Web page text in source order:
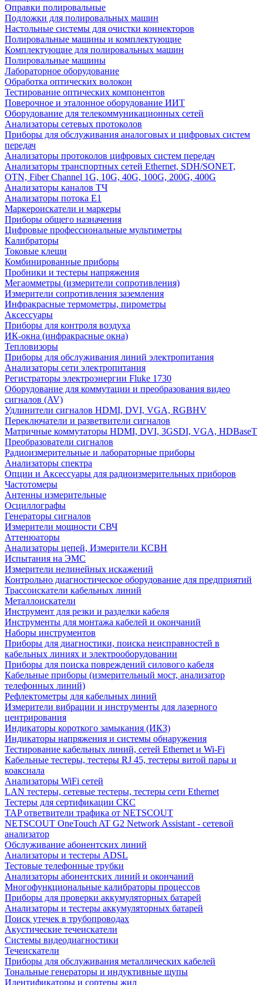
Оправки полировальные
Подложки для полировальных машин
Настольные системы для очистки коннекторов
Полировальные машины и комплектующие
Комплектующие для полировальных машин
Полировальные машины
Лабораторное оборудование
Обработка оптических волокон
Тестирование оптических компонентов
Поверочное и эталонное оборудование ИИТ
Оборудование для телекоммуникационных сетей
Анализаторы сетевых протоколов
Приборы для обслуживания аналоговых и цифровых систем
передач
Анализаторы протоколов цифровых систем передач
Анализаторы транспортных сетей Ethernet, SDH/SONET,
OTN, Fiber Channel 1G, 10G, 40G, 100G, 200G, 400G
Анализаторы каналов ТЧ
Анализаторы потока Е1
Маркероискатели и маркеры
Приборы общего назначения
Цифровые профессиональные мультиметры
Калибраторы
Токовые клещи
Комбинированные приборы
Пробники и тестеры напряжения
Мегаомметры (измерители сопротивления)
Измерители сопротивления заземления
Инфракрасные термометры, пирометры
Аксессуары
Приборы для контроля воздуха
ИК-окна (инфракрасные окна)
Тепловизоры
Приборы для обслуживания линий электропитания
Анализаторы сети электропитания
Регистраторы электроэнергии Fluke 1730
Оборудование для коммутации и преобразования видео
сигналов (AV)
Удлинители сигналов HDMI, DVI, VGA, RGBHV
Переключатели и разветвители сигналов
Матричные коммутаторы HDMI, DVI, 3GSDI, VGA, HDBaseT
Преобразователи сигналов
Радиоизмерительные и лабораторные приборы
Анализаторы спектра
Опции и Аксессуары для радиоизмерительных приборов
Частотомеры
Антенны измерительные
Осциллографы
Генераторы сигналов
Измерители мощности СВЧ
Аттенюаторы
Анализаторы цепей, Измерители КСВН
Испытания на ЭМС
Измерители нелинейных искажений
Контрольно диагностическое оборудование для предприятий
Трассоискатели кабельных линий
Металлоискатели
Инструмент для резки и разделки кабеля
Инструменты для монтажа кабелей и окончаний
Наборы инструментов
Приборы для диагностики, поиска неисправностей в
кабельных линиях и электрооборудовании
Приборы для поиска повреждений силового кабеля
Кабельные приборы (измерительный мост, анализатор
телефонных линий)
Рефлектометры для кабельных линий
Измерители вибрации и инструменты для лазерного
центрирования
Индикаторы короткого замыкания (ИКЗ)
Индикаторы напряжения и системы обнаружения
Тестирование кабельных линий, сетей Ethernet и Wi-Fi
Кабельные тестеры, тестеры RJ 45, тестеры витой пары и
коаксиала
Анализаторы WiFi сетей
LAN тестеры, сетевые тестеры, тестеры сети Ethernet
Тестеры для сертификации СКС
TAP ответвители трафика от NETSCOUT
NETSCOUT OneTouch AT G2 Network Assistant - сетевой
анализатор
Обслуживание абонентских линий
Анализаторы и тестеры ADSL
Тестовые телефонные трубки
Анализаторы абонентских линий и окончаний
Многофункциональные калибраторы процессов
Приборы для проверки аккумуляторных батарей
Анализаторы и тестеры аккумуляторных батарей
Поиск утечек в трубопроводах
Акустические течеискатели
Системы видеодиагностики
Течеискатели
Приборы для обслуживания металлических кабелей
Тональные генераторы и индуктивные щупы
Идентификаторы и сортеры жил